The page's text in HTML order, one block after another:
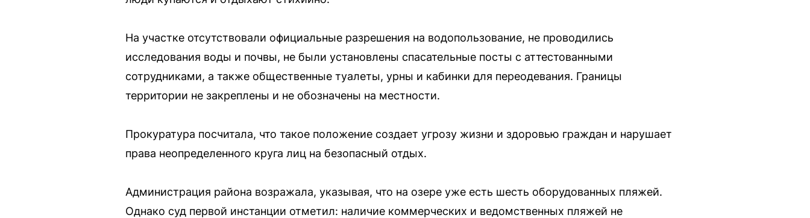
На участке отсутствовали официальные разрешения на водопользование, не проводились
исследования воды и почвы, не были установлены спасательные посты с аттестованными
сотрудниками, а также общественные туалеты, урны и кабинки для переодевания. Границы
территории не закреплены и не обозначены на местности.
Прокуратура посчитала, что такое положение создает угрозу жизни и здоровью граждан и нарушает
права неопределенного круга лиц на безопасный отдых.
Администрация района возражала, указывая, что на озере уже есть шесть оборудованных пляжей.
Однако суд первой инстанции отметил: наличие коммерческих и ведомственных пляжей не